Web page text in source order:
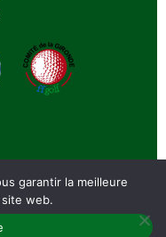
garantir la meilleure
web.